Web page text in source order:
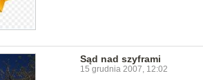
Sąd nad szyframi
15 grudnia 2007, 12:02